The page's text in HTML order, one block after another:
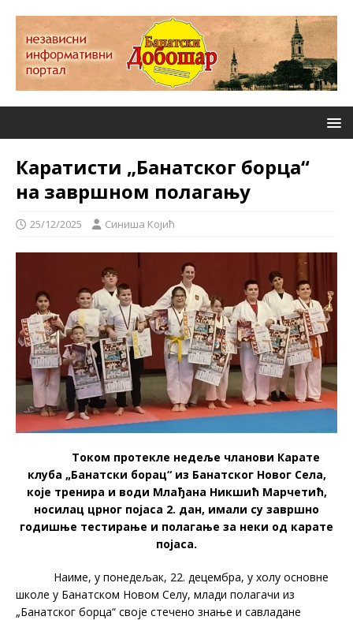
Каратисти „Банатског борца“
на завршном полагању
25/12/2025 Синиша Којић
Током протекле недеље чланови Карате
клуба „Банатски борац“ из Банатског Новог Села,
које тренира и води Млађана Никшић Марчетић,
носилац црног појаса 2. дан, имали су завршно
годишње тестирање и полагање за неки од карате
појаса.
Наиме, у понедељак, 22. децембра, у холу основне
школе у Банатском Новом Селу, млади полагачи из
„Банатског борца“ своје стечено знање и савладане